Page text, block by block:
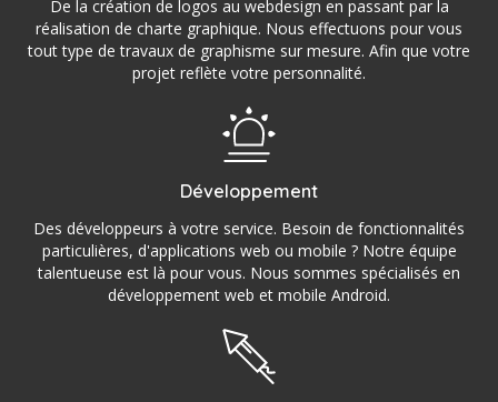
De la création de logos au webdesign en passant par la
réalisation de charte graphique. Nous effectuons pour vous
tout type de travaux de graphisme sur mesure. Afin que votre
projet reflète votre personnalité.
Développement
Des développeurs à votre service. Besoin de fonctionnalités
particulières, d'applications web ou mobile ? Notre équipe
talentueuse est là pour vous. Nous sommes spécialisés en
développement web et mobile Android.